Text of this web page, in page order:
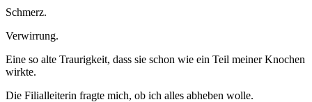
Schmerz.
Verwirrung.
Eine so alte Traurigkeit, dass sie schon wie ein Teil meiner Knochen
wirkte.
Die Filialleiterin fragte mich, ob ich alles abheben wolle.